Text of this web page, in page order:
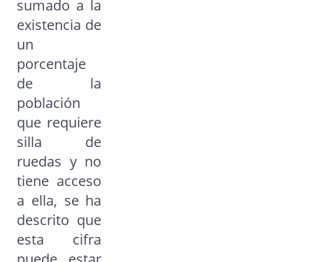
sumado a la
existencia de
un
porcentaje
de la
población
que requiere
silla de
ruedas y no
tiene acceso
a ella, se ha
descrito que
esta cifra